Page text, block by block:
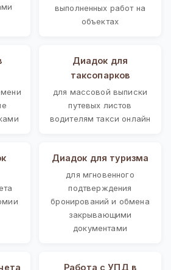
выполненных работ на
объектах
Диадок для
таксопарков
для массовой выписки
путевых листов
водителям такси онлайн
Диадок для туризма
для мгновенного
подтверждения
бронирований и обмена
закрывающими
документами
Работа с УПД в